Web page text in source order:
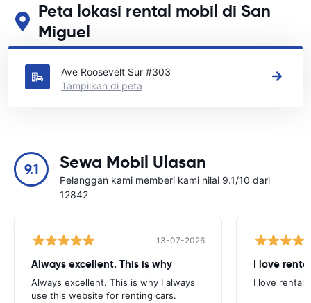
Peta lokasi rental mobil di San
Miguel
Lihat lokasi persewaan mobil utama kami di San Miguel
Ave Roosevelt Sur #303
Tampilkan di peta
9.1 Sewa Mobil Ulasan
Pelanggan kami memberi kami nilai 9.1/10 dari
12842
13-07-2026
Always excellent. This is why
Always excellent. This is why I always
use this website for renting cars.
I love
I love rental